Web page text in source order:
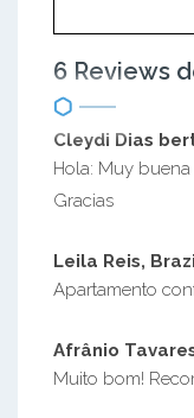
6 Reviews
Cleydi Dias
Hola: Muy
Gracias
Leila Reis,
Apartamento
Afrânio
Muito bom!